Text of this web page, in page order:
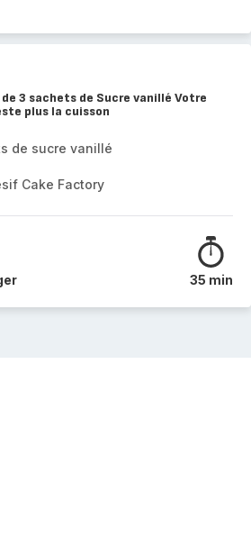
3 sachets de Sucre vanillé Votre
plus la cuisson
de sucre vanillé
Cake Factory
35 min